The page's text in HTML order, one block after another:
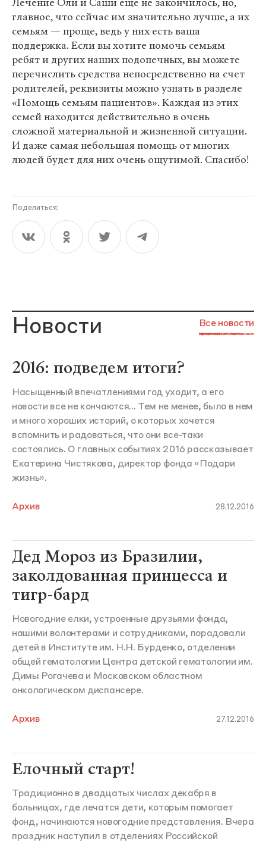
главное, что сейчас им значительно лучше, а их
семьям — проще, ведь у них есть ваша
поддержка. Если вы хотите помочь семьям
ребят и других наших подопечных, вы можете
перечислить средства непосредственно на счет
родителей, реквизиты можно узнать в разделе
«Помощь семьям пациентов». Каждая из этих
семей находится действительно в очень
сложной материальной и жизненной ситуации.
И даже самая небольшая помощь от многих
людей будет для них очень ощутимой. Спасибо!
Поделиться:
Новости Все новости
2016: подведем итоги?
Насыщенный впечатлениями год уходит, а его
новости все не кончаются... Тем не менее, было в нем
и много хороших историй, о которых хочется
вспомнить и радоваться, что они все-таки
состоялись. О главных событиях 2016 рассказывает
Екатерина Чистякова, директор фонда «Подари
жизнь».
Архив 28.12.2016
Дед Мороз из Бразилии,
заколдованная принцесса и
тигр-бард
Новогодние елки, устроенные друзьями фонда,
нашими волонтерами и сотрудниками, порадовали
детей в Институте им. Н.Н. Бурденко, отделении
общей гематологии Центра детской гематологии им.
Димы Рогачева и Московском областном
онкологическом диспансере.
Архив 27.12.2016
Елочный старт!
Традиционно в двадцатых числах декабря в
больницах, где лечатся дети, которым помогает
фонд, начинаются новогодние представления. Вчера
праздник наступил в отделениях Российской